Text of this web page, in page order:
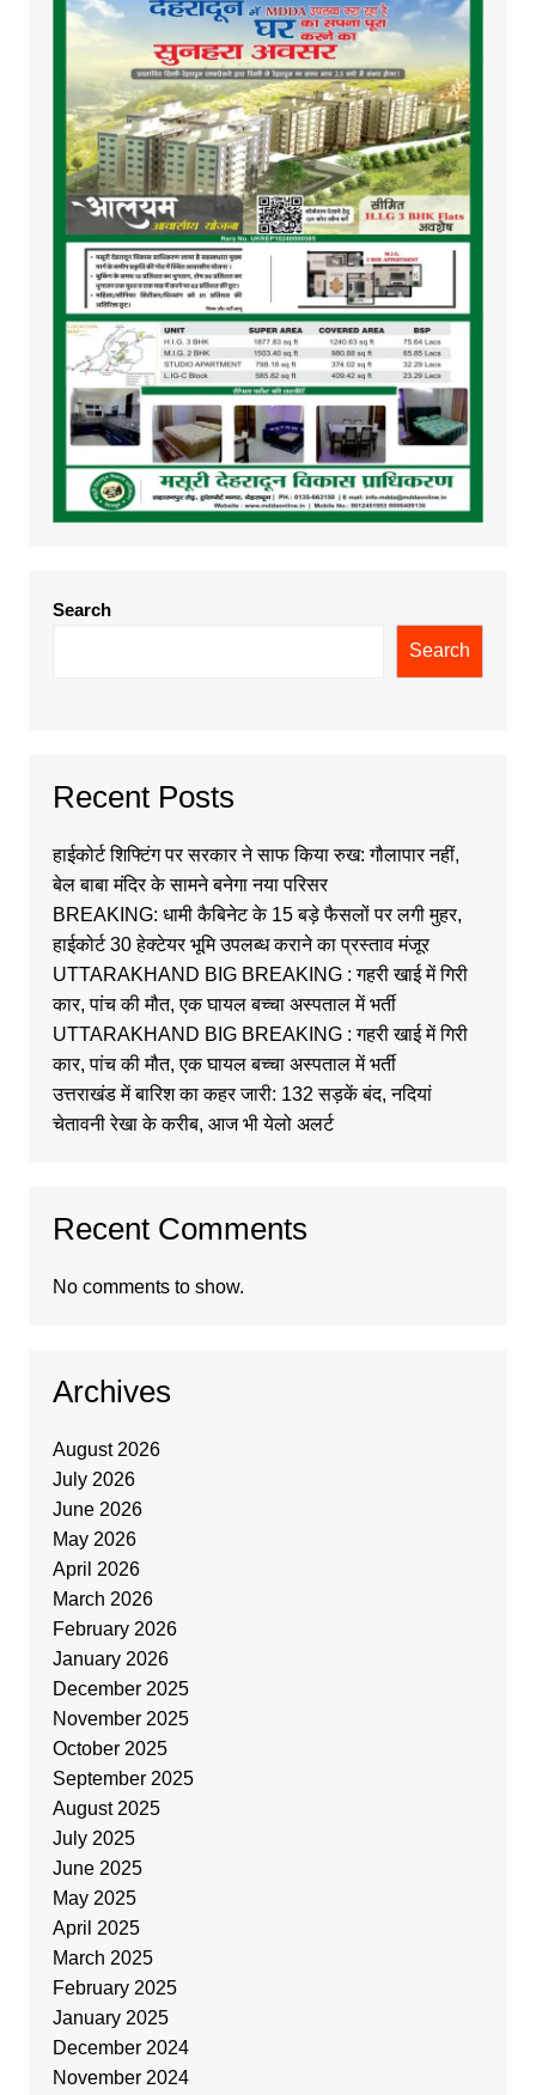
Search
Search
Recent Posts
हाईकोर्ट शिफ्टिंग पर सरकार ने साफ किया रुख: गौलापार नहीं,
बेल बाबा मंदिर के सामने बनेगा नया परिसर
BREAKING: धामी कैबिनेट के 15 बड़े फैसलों पर लगी मुहर,
हाईकोर्ट 30 हेक्टेयर भूमि उपलब्ध कराने का प्रस्ताव मंजूर
UTTARAKHAND BIG BREAKING : गहरी खाई में गिरी
कार, पांच की मौत, एक घायल बच्चा अस्पताल में भर्ती
UTTARAKHAND BIG BREAKING : गहरी खाई में गिरी
कार, पांच की मौत, एक घायल बच्चा अस्पताल में भर्ती
उत्तराखंड में बारिश का कहर जारी: 132 सड़कें बंद, नदियां
चेतावनी रेखा के करीब, आज भी येलो अलर्ट
Recent Comments
No comments to show.
Archives
August 2026
July 2026
June 2026
May 2026
April 2026
March 2026
February 2026
January 2026
December 2025
November 2025
October 2025
September 2025
August 2025
July 2025
June 2025
May 2025
April 2025
March 2025
February 2025
January 2025
December 2024
November 2024